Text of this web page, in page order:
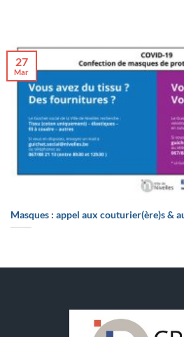
Masques : appel aux couturier(ère)s &
27
Mar